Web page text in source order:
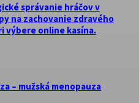
správanie hráčov v
na zachovanie zdravého
výbere online kasína.
– mužská menopauza